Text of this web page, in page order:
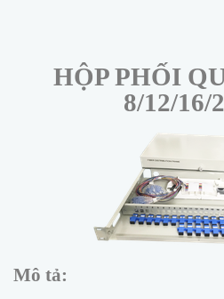
HỘP PHỐI
8/12/16/
Mô tả: